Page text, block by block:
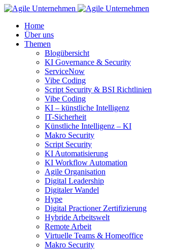
Home
Über uns
Themen
Blogübersicht
KI Governance & Security
ServiceNow
Vibe Coding
Script Security & BSI Richtlinien
Vibe Coding
KI – künstliche Intelligenz
IT-Sicherheit
Künstliche Intelligenz – KI
Makro Security
Script Security
KI Automatisierung
KI Workflow Automation
Agile Organisation
Digital Leadership
Digitaler Wandel
Hype
Digital Practioner Zertifizierung
Hybride Arbeitswelt
Remote Arbeit
Virtuelle Teams & Homeoffice
Makro Security